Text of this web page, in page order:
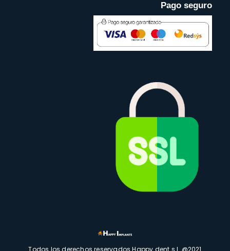
Pago seguro
Todos los derechos reservados Happy dent s.l. @2021